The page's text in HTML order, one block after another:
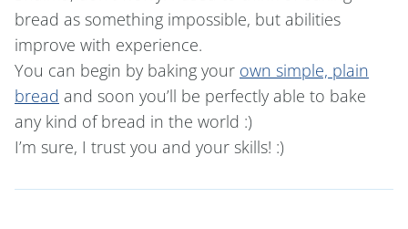
bread as something impossible, but abilities
improve with experience.
You can begin by baking your own simple, plain
bread and soon you’ll be perfectly able to bake
any kind of bread in the world :)
I’m sure, I trust you and your skills! :)